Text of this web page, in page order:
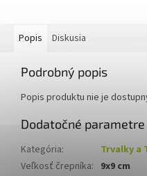
Popis Diskusia
Podrobný popis
Popis produktu nie je
Dodatočné parametre
Kategória:
Trvalky a
Veľkosť črepníka: 9x9 cm